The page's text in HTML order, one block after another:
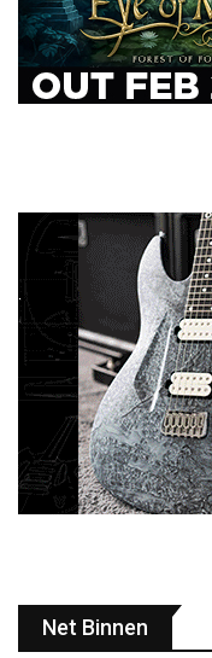
Net Binnen